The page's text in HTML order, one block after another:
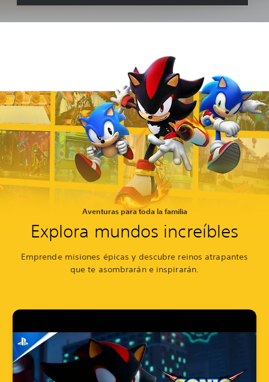
Aventuras para toda la familia
Explora mundos increíbles
Emprende misiones épicas y descubre reinos atrapantes
que te asombrarán e inspirarán.